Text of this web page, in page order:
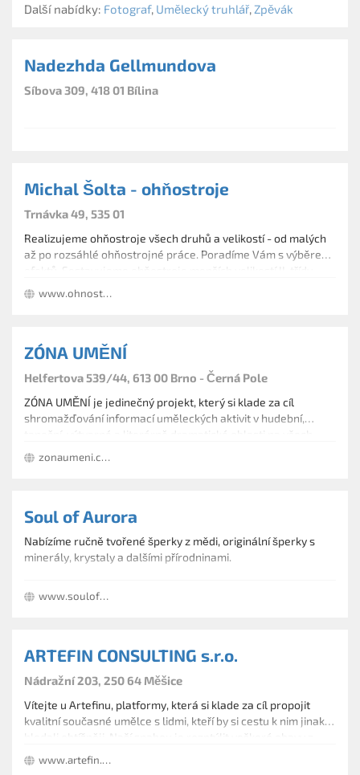
Další nabídky: Fotograf, Umělecký truhlář, Zpěvák
Nadezhda Gellmundova
Síbova 309, 418 01 Bílina
Michal Šolta - ohňostroje
Trnávka 49, 535 01
Realizujeme ohňostroje všech druhů a velikostí - od malých
až po rozsáhlé ohňostrojné práce. Poradíme Vám s výběrem
efektů. Sestavujeme ohňostroje menších velikostí II. třídy
nebezpečnosti pro vlastní odpálení dle vlastních požadavků.
www.ohnostroje-solta.com
ZÓNA UMĚNÍ
Helfertova 539/44, 613 00 Brno - Černá Pole
ZÓNA UMĚNÍ je jedinečný projekt, který si klade za cíl
shromažďování informací uměleckých aktivit v hudební,
úrovních – soutěže, přehlídky, kurzy, databáze lektorů,
workshopy, umělecké tábory…
zonaumeni.cz/
Soul of Aurora
Nabízíme ručně tvořené šperky z mědi, originální šperky s
minerály, krystaly a dalšími přírodninami.
www.soulofaurora.com
ARTEFIN CONSULTING s.r.o.
Nádražní 203, 250 64 Měšice
Vítejte u Artefinu, platformy, která si klade za cíl propojit
kvalitní současné umělce s lidmi, kteří by si cestu k nim jinak
případného nákupu uměleckého díla a cestu k jeho pořízení
co nejvíc zjednodušit.
www.artefin.cz